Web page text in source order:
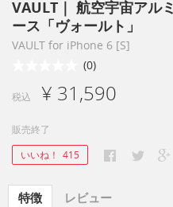
VAULT｜ 航空宇宙アル
ース「ヴォールト」
VAULT for iPhone 6 [S]
(0)
税込 ¥ 31,590
販売終了
いいね！ 415
特徴 レビュー